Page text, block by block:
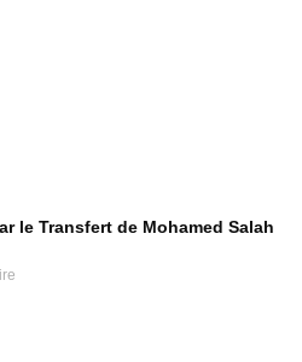
le Transfert de Mohamed Salah